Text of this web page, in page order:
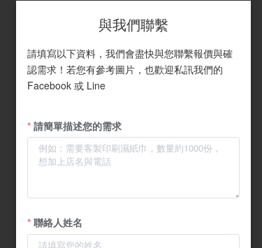
與我們聯繫
請填寫以下資料，我們會盡快與您聯繫報價與確
認需求！若您有參考圖片，也歡迎私訊我們的
Facebook 或 Line
請簡單描述您的需求
聯絡人姓名